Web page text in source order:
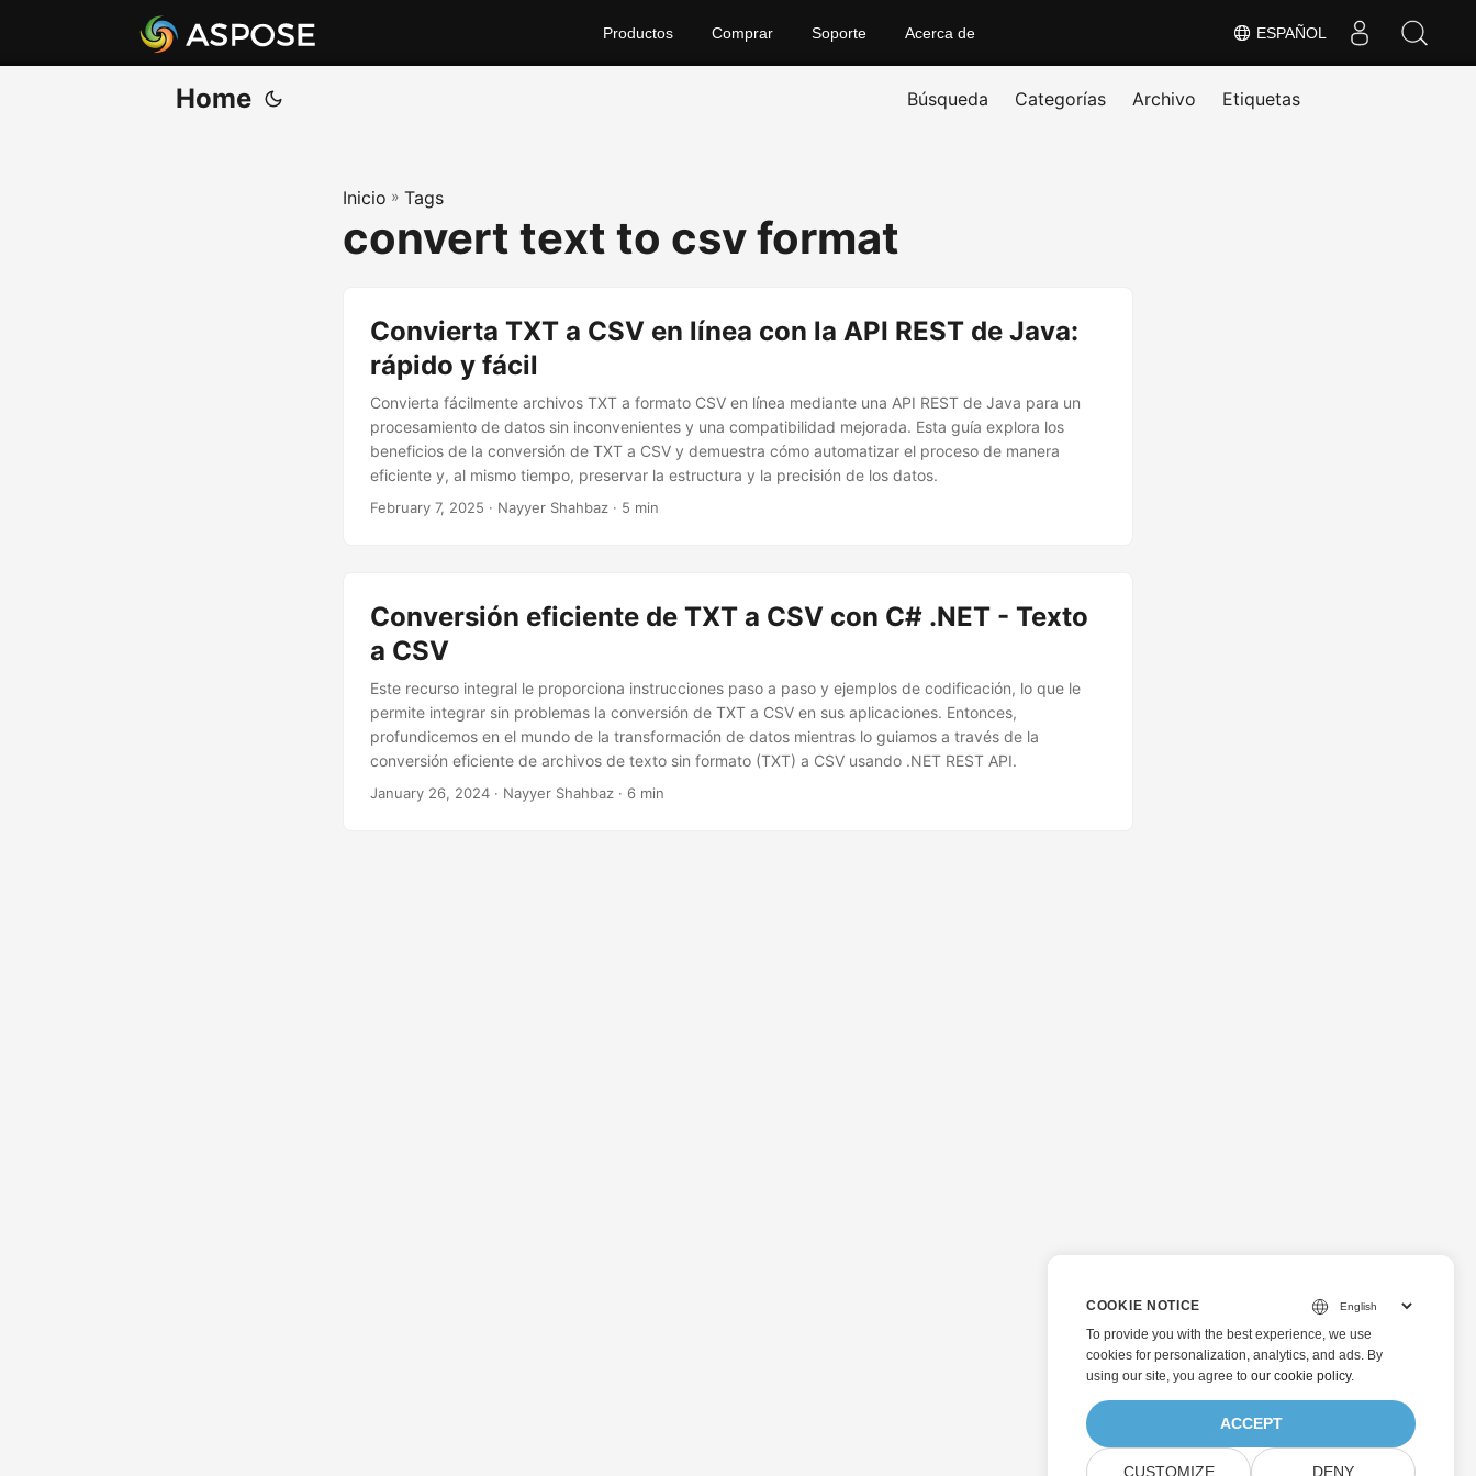
ESPAÑOL
Productos Comprar Soporte Acerca de
Home Búsqueda Categorías Archivo Etiquetas
Inicio » Tags
convert text to csv format
Convierta TXT a CSV en línea con la API REST de Java:
rápido y fácil
Convierta fácilmente archivos TXT a formato CSV en línea mediante una API REST de Java para un
procesamiento de datos sin inconvenientes y una compatibilidad mejorada. Esta guía explora los
beneficios de la conversión de TXT a CSV y demuestra cómo automatizar el proceso de manera
eficiente y, al mismo tiempo, preservar la estructura y la precisión de los datos.
February 7, 2025 · Nayyer Shahbaz · 5 min
Conversión eficiente de TXT a CSV con C# .NET - Texto
a CSV
Este recurso integral le proporciona instrucciones paso a paso y ejemplos de codificación, lo que le
permite integrar sin problemas la conversión de TXT a CSV en sus aplicaciones. Entonces,
profundicemos en el mundo de la transformación de datos mientras lo guiamos a través de la
conversión eficiente de archivos de texto sin formato (TXT) a CSV usando .NET REST API.
January 26, 2024 · Nayyer Shahbaz · 6 min
COOKIE NOTICE
To provide you with the best experience, we use
cookies for personalization, analytics, and ads. By
using our site, you agree to our cookie policy.
ACCEPT
CUSTOMIZE DENY